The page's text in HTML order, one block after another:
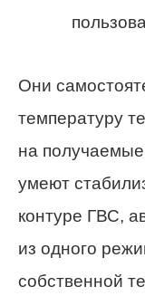
Они
температуру
на получаемые
умеют
контуре ГВС,
из одного
собственной